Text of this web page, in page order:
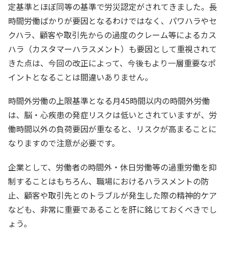
定基準とほぼ同等の基準で労災認定がされてきました。長
時間労働ばかりが要因となるわけではなく、パワハラやセ
クハラ、顧客や取引先からの過度のクレーム等によるカス
ハラ（カスタマーハラスメント）も要因として重視されて
きた点は、今回の改正によって、今後もより一層重要なポ
イントとなることは間違いありません。
時間外労働の上限基準となる月45時間以内の時間外労働
は、脳・心疾患の発症リスクは低いとされていますが、労
働時間以外の負荷要因が重なると、リスクが高まることに
なりますので注意が必要です。
企業として、労働者の時間外・休日労働等の過重労働を抑
制することはもちろん、職場におけるハラスメントの防
止、顧客や取引先とのトラブルが発生した際の精神的ケア
なども、非常に重要であることを肝に銘じておくべきでし
ょう。